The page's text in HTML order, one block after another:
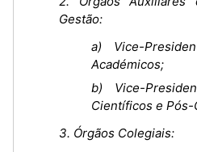
Gestão:
a) Vice-
Académicos;
b) Vice-
Científicos e Pós-
3. Órgãos Colegiais: